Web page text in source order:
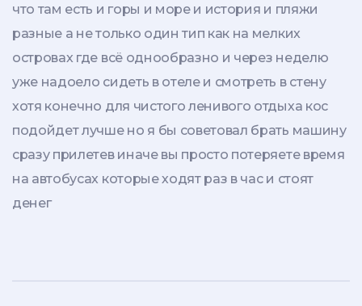
что там есть и горы и море и история и пляжи
разные а не только один тип как на мелких
островах где всё однообразно и через неделю
уже надоело сидеть в отеле и смотреть в стену
хотя конечно для чистого ленивого отдыха кос
подойдет лучше но я бы советовал брать машину
сразу прилетев иначе вы просто потеряете время
на автобусах которые ходят раз в час и стоят
денег